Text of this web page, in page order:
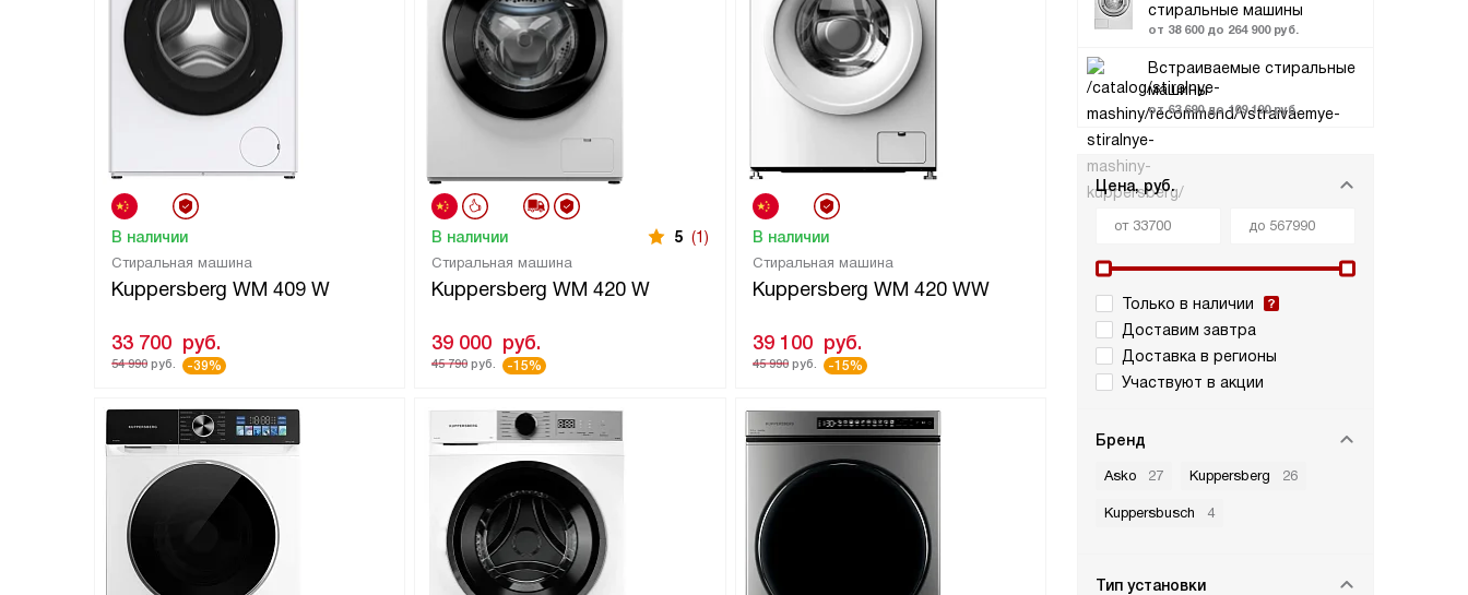
стиральные машины
от 38 600 до 264 900 руб.
Встраиваемые стиральные
машины
от 63 690 до 109 190 руб.
Цена, руб.
Только в наличии
Доставим завтра
Доставка в регионы
Участвуют в акции
Бренд
Asko 27 Kuppersberg 26
Kuppersbusch 4
Тип установки
Стиральная машина
Kuppersberg WM 409 W
В наличии
33 700 руб.
54 990 руб. -39%
Стиральная машина
Kuppersberg WM 420 W
В наличии 5 (1)
39 000 руб.
45 790 руб. -15%
Стиральная машина
Kuppersberg WM 420 WW
В наличии
39 100 руб.
45 990руб. -15%